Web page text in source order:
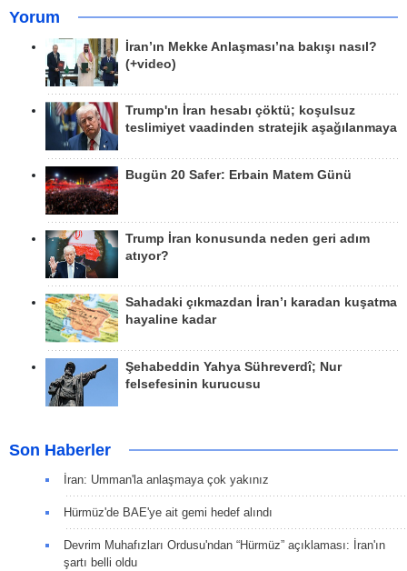
Yorum
İran’ın Mekke Anlaşması’na bakışı nasıl?
(+video)
Trump'ın İran hesabı çöktü; koşulsuz
teslimiyet vaadinden stratejik aşağılanmaya
Bugün 20 Safer: Erbain Matem Günü
Trump İran konusunda neden geri adım
atıyor?
Sahadaki çıkmazdan İran’ı karadan kuşatma
hayaline kadar
Şehabeddin Yahya Sühreverdî; Nur
felsefesinin kurucusu
Son Haberler
İran: Umman'la anlaşmaya çok yakınız
Hürmüz'de BAE'ye ait gemi hedef alındı
Devrim Muhafızları Ordusu'ndan “Hürmüz” açıklaması: İran'ın
şartı belli oldu